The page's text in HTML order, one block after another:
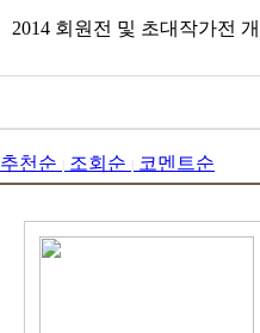
2014 회원전 및 초대작가전
추천순 조회순 코멘트순